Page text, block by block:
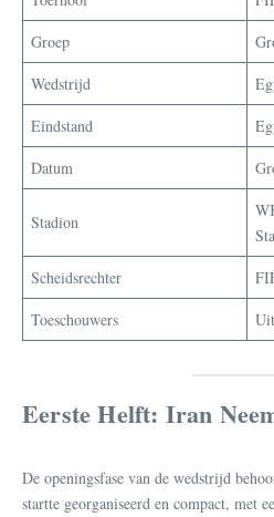
Groep
Wedstrijd
Eindstand
Datum
Stadion
Scheidsrechter
Toeschouwers
Eerste Helft: Iran
De openingsfase van de wedstrijd
startte georganiseerd en compact, met